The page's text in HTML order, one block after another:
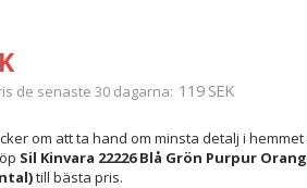
de senaste 30 dagarna 119 SEK
om att ta hand om minsta detalj i
Sil Kinvara 22226 Blå Grön Purpur
till bästa pris.